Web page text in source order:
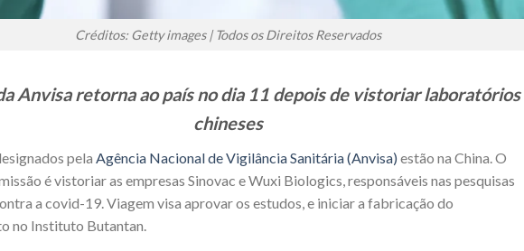
Créditos: Getty images | Todos os Direitos Reservados
Anvisa retorna ao país no dia 11 depois de vistoriar laboratórios
chineses
pela Agência Nacional de Vigilância Sanitária (Anvisa) estão na China. O
é vistoriar as empresas Sinovac e Wuxi Biologics, responsáveis nas pesquisas
a covid-19. Viagem visa aprovar os estudos, e iniciar a fabricação do
no Instituto Butantan.